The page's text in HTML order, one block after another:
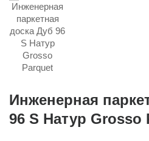
Инженерная
96 S Натур Grosso